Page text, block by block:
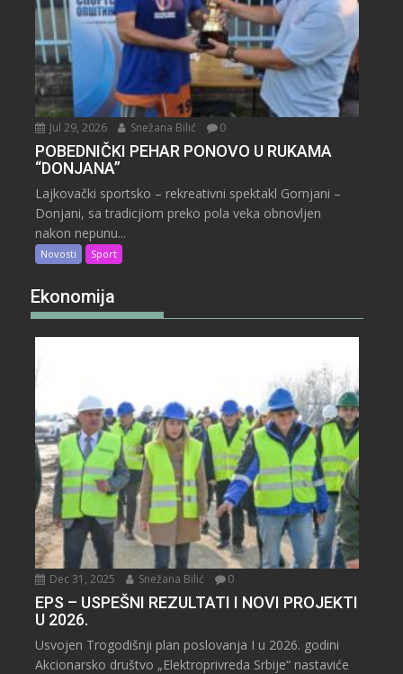
Jul 29, 2026 Snežana Bilić 0
POBEDNIČKI PEHAR PONOVO U RUKAMA
“DONJANA”
Lajkovački sportsko – rekreativni spektakl Gornjani –
Donjani, sa tradicjiom preko pola veka obnovljen
nakon nepunu...
Novosti Sport
Ekonomija
Dec 31, 2025 Snežana Bilić 0
EPS – USPEŠNI REZULTATI I NOVI PROJEKTI
U 2026.
Usvojen Trogodišnji plan poslovanja I u 2026. godini
Akcionarsko društvo „Elektroprivreda Srbije“ nastaviće